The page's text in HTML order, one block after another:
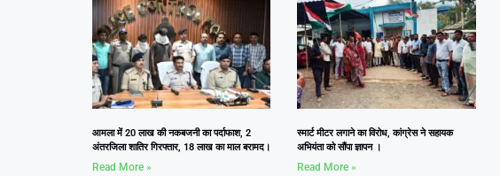
आमला में 20 लाख की नकबजनी का पर्दाफाश, 2
अंतरजिला शातिर गिरफ्तार, 18 लाख का माल बरामद।
Read More »
स्मार्ट मीटर लगाने का विरोध, कांग्रेस ने सहायक
अभियंता को सौंपा ज्ञापन ।
Read More »